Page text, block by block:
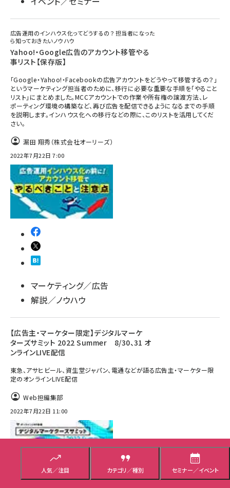
人気／注目 カテゴリ／種別 セミナー／イベント
広告運用のインハウス化ってどうするの？ 担当者になった
ら知っておきたいノウハウ
Yahoo!・Google広告のアカウント移管やる
事リスト【保存版】
「Google・Yahoo!・Facebookの広告アカウントをどうやって移管するの？」
というマーケティング担当者のために、移行に必要な重要な手順を「やること
リスト」にまとめました。MCCアカウントでの作業や所有権の譲渡方法、レ
ポーティング環境の構築など、再び広告を配信できるようになるまでの手順
を説明します。インハウス化への移行などの際に、このリストを活用してくだ
さい。
漏田 翔秀（株式会社オーリーズ）
2022年7月22日 7:00
マーケティング／広告
解説／ノウハウ
【広告主・マーケター限定】デジタルマーケ
ターズサミット 2022 Summer 8/30、31 オ
ンラインLIVE配信
東急、アサヒビール、資生堂ジャパン、電通などが語る広告主・マーケター限
定のオンラインLIVE配信
Web担編集部
2022年7月22日 11:00